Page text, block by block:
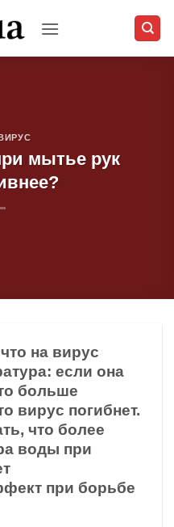
мытье рук
на вирус
если она
больше
вирус погибнет.
что более
воды при
при борьбе